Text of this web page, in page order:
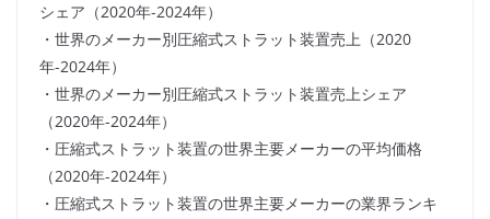
シェア（2020年-2024年）
・世界のメーカー別圧縮式ストラット装置売上（2020
年-2024年）
・世界のメーカー別圧縮式ストラット装置売上シェア
（2020年-2024年）
・圧縮式ストラット装置の世界主要メーカーの平均価格
（2020年-2024年）
・圧縮式ストラット装置の世界主要メーカーの業界ランキ